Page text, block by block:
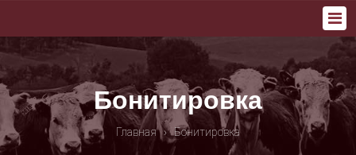
Бонитировка
Главная › Бонитировка